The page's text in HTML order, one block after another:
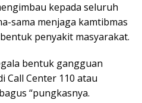
kepada seluruh
sama menjaga kamtibmas
penyakit masyarakat.
bentuk gangguan
Call Center 110 atau
“pungkasnya.